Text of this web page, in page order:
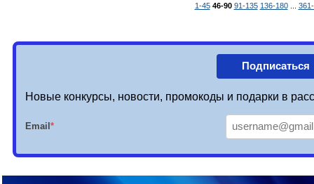
1-45 46-90 91-135 136-180
Подписаться
Новые конкурсы, новости, промокоды и подарки в
Email *